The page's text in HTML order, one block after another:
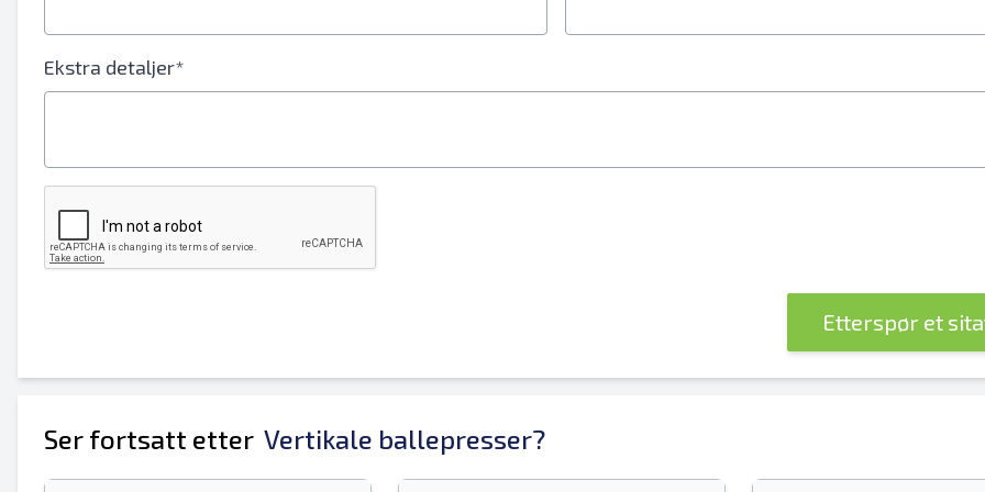
Ekstra detaljer*
Etterspør et
Mobil
Ser fortsatt etter Vertikale ballepresser?